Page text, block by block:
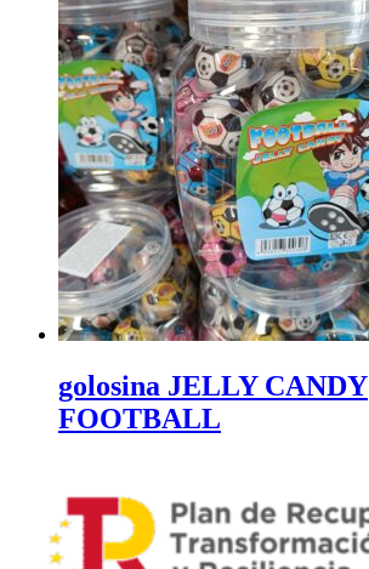
golosina JELLY CANDY
FOOTBALL